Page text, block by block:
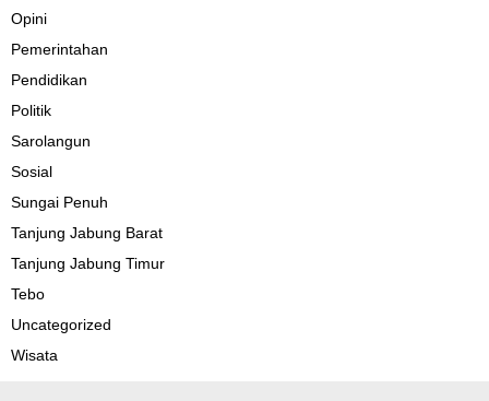
Opini
Pemerintahan
Pendidikan
Politik
Sarolangun
Sosial
Sungai Penuh
Tanjung Jabung Barat
Tanjung Jabung Timur
Tebo
Uncategorized
Wisata